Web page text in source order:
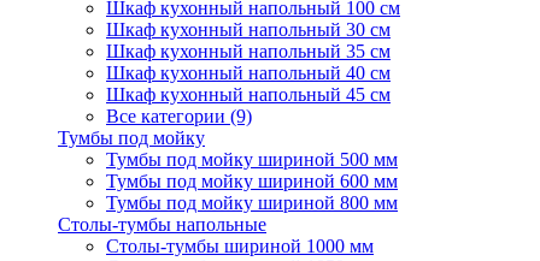
Шкаф кухонный напольный 100 см
Шкаф кухонный напольный 30 см
Шкаф кухонный напольный 35 см
Шкаф кухонный напольный 40 см
Шкаф кухонный напольный 45 см
Все категории (9)
Тумбы под мойку
Тумбы под мойку шириной 500 мм
Тумбы под мойку шириной 600 мм
Тумбы под мойку шириной 800 мм
Столы-тумбы напольные
Столы-тумбы шириной 1000 мм